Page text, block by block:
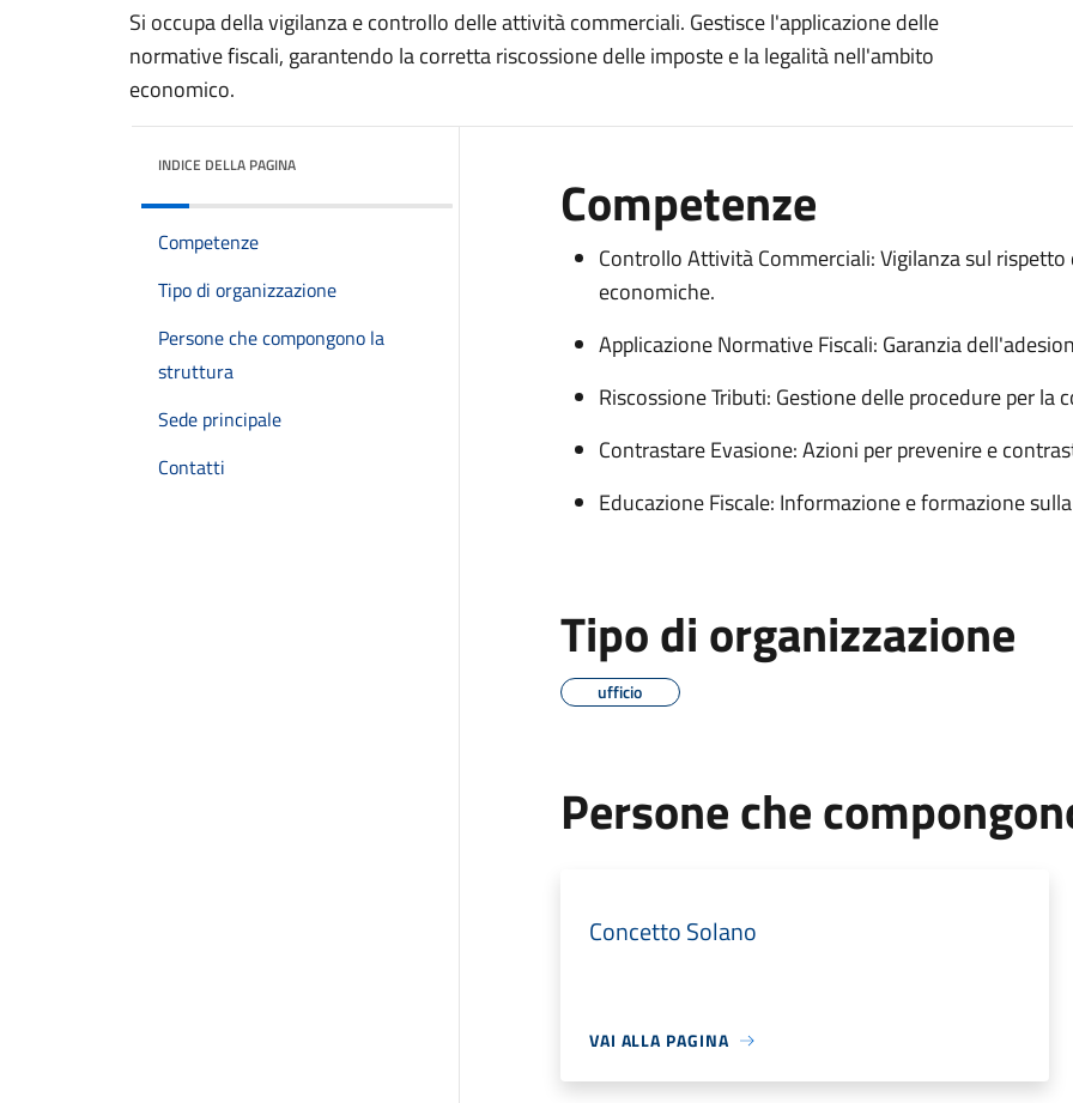
Si occupa della vigilanza e controllo delle attività commerciali. Gestisce l'applicazione delle
normative fiscali, garantendo la corretta riscossione delle imposte e la legalità nell'ambito
economico.
INDICE DELLA PAGINA
Competenze
Tipo di organizzazione
Persone che compongono la
struttura
Sede principale
Contatti
Competenze
Controllo Attività Commerciali: Vigilanza sul
economiche.
Applicazione Normative Fiscali: Garanzia
Riscossione Tributi: Gestione delle procedure per
Contrastare Evasione: Azioni per prevenire e
Educazione Fiscale: Informazione e formazione
Tipo di organizzazione
ufficio
Persone che
Concetto Solano
VAI ALLA PAGINA